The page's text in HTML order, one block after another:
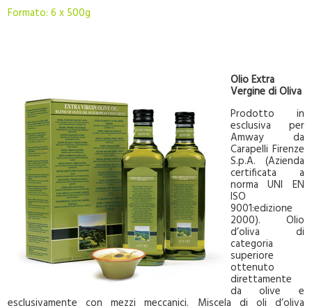
Formato: 6 x 500g
Olio Extra
Vergine di Oliva
Prodotto in
esclusiva per
Amway da
Carapelli Firenze
S.p.A. (Azienda
certificata a
norma UNI EN
ISO
9001:edizione
2000). Olio
d’oliva di
categoria
superiore
ottenuto
direttamente
da olive e